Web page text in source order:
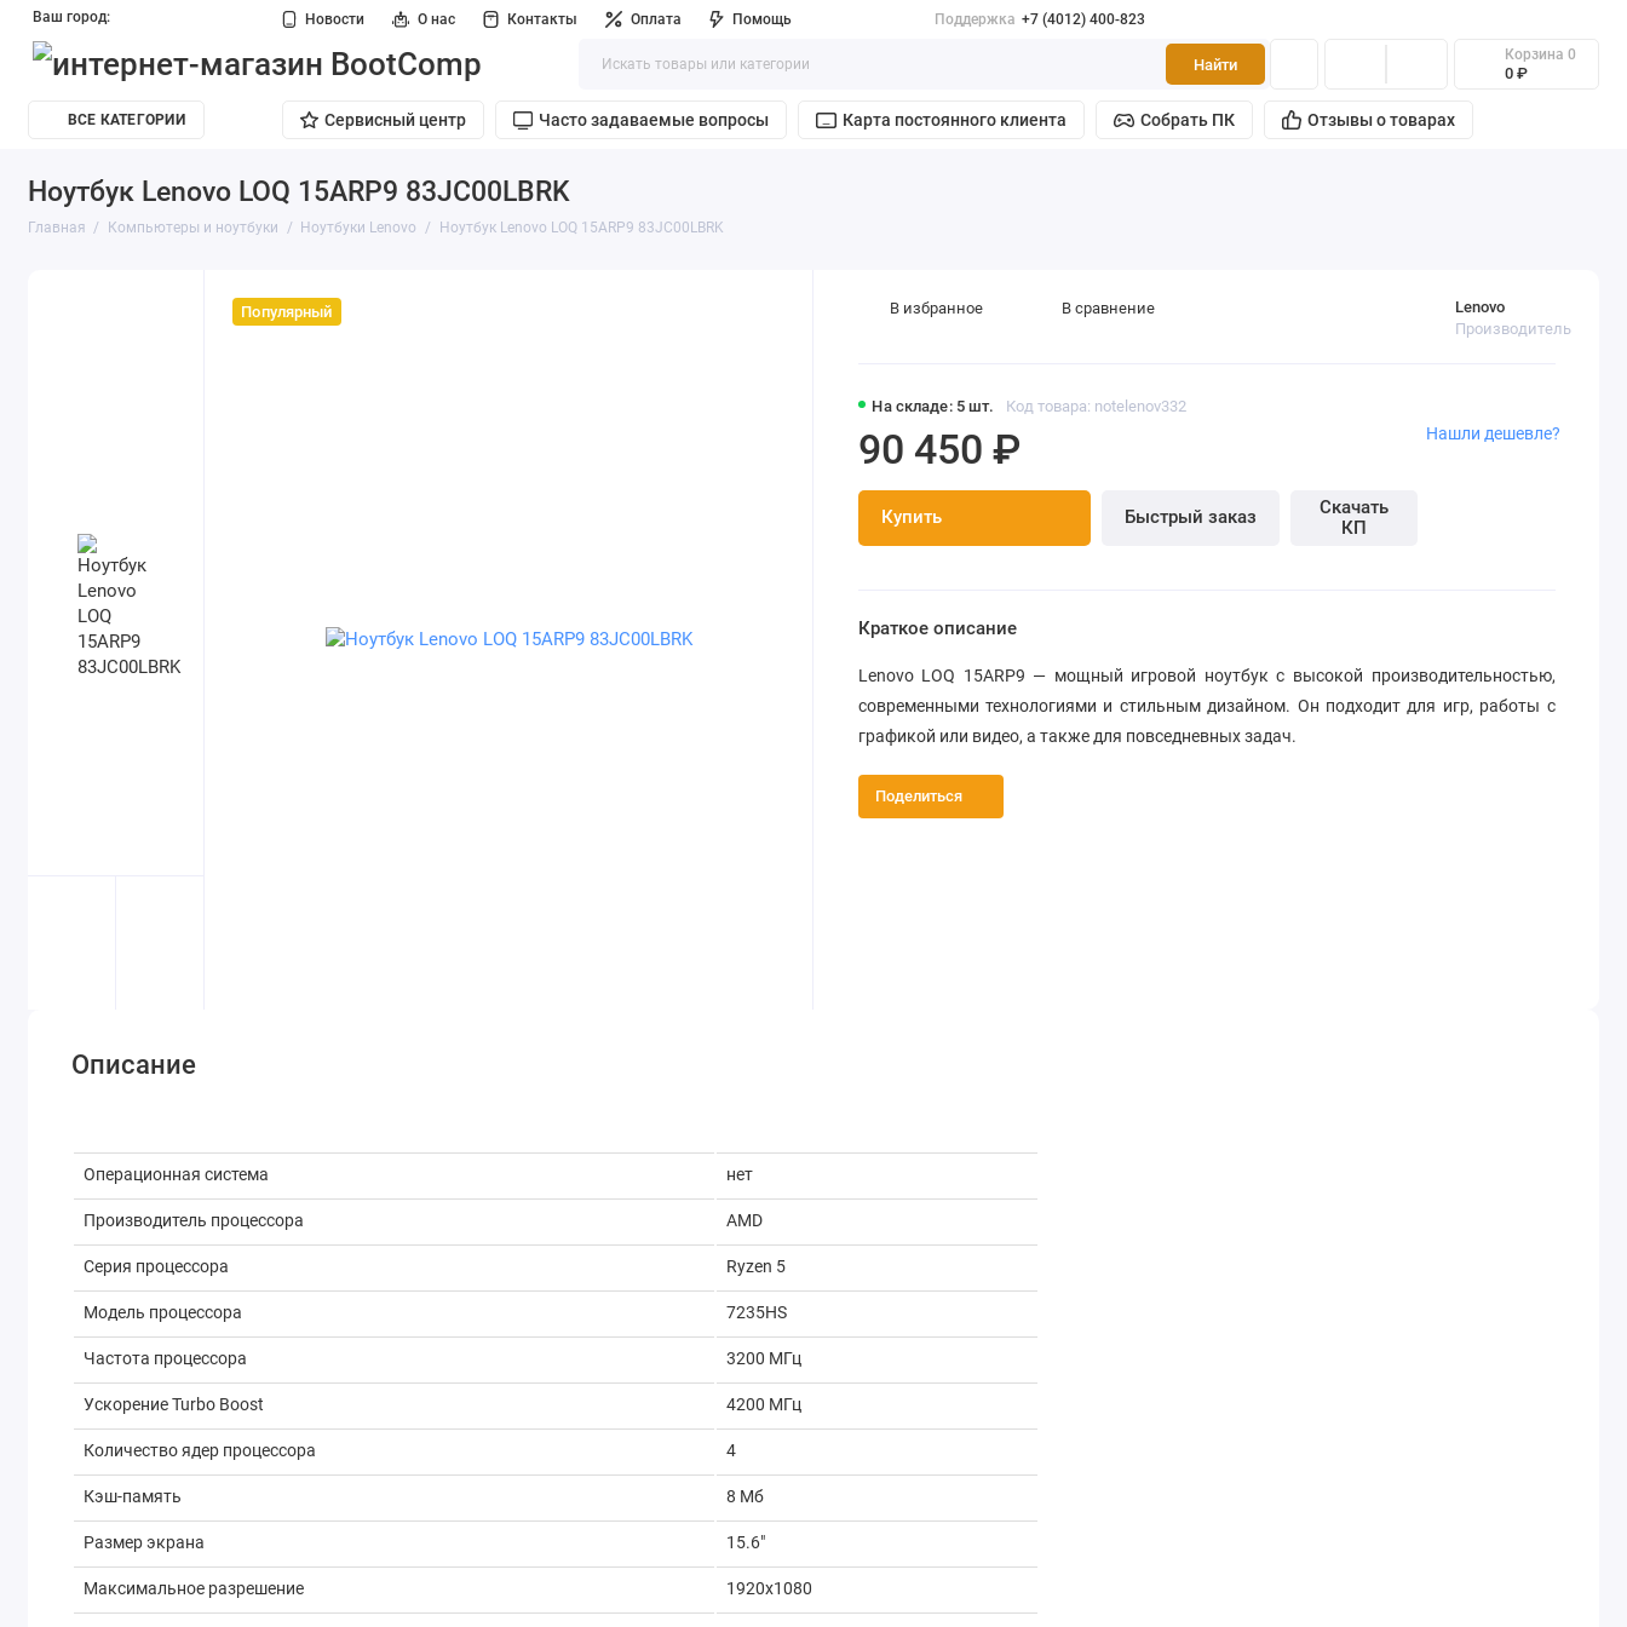
Новости О нас Контакты Оплата Помощь Поддержка +7 (4012) 400-823
Ваш город:
Найти
Корзина 0
0 ₽
ВСЕ КАТЕГОРИИ Сервисный центр Часто задаваемые вопросы Карта постоянного клиента Собрать ПК Отзывы о товарах
Ноутбук Lenovo LOQ 15ARP9 83JC00LBRK
Главная Компьютеры и ноутбуки Ноутбуки Lenovo Ноутбук Lenovo LOQ 15ARP9 83JC00LBRK
Популярный
На складе: 5 шт. Код товара: notelenov332
Lenovo
Производитель
90 450 ₽
Купить Быстрый заказ
Скачать
КП
Нашли дешевле?
В избранное В сравнение
Краткое описание
Lenovo LOQ 15ARP9 — мощный игровой ноутбук с высокой производительностью,
современными технологиями и стильным дизайном. Он подходит для игр, работы с
графикой или видео, а также для повседневных задач.
Поделиться
Описание
Операционная система нет
Производитель процессора AMD
Серия процессора Ryzen 5
Модель процессора 7235HS
Частота процессора 3200 МГц
Ускорение Turbo Boost 4200 МГц
Количество ядер процессора 4
Кэш-память 8 Мб
Размер экрана 15.6"
Максимальное разрешение 1920x1080